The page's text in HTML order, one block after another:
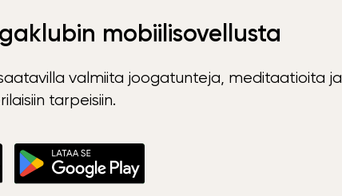
mobiilisovellusta
valmiita joogatunteja, meditaatioita ja
tarpeisiin.